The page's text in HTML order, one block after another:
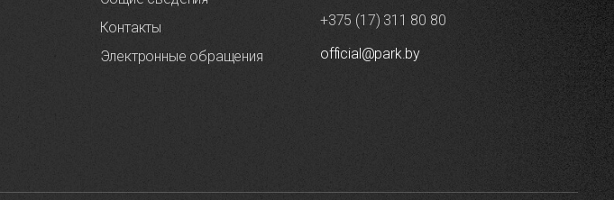
Контакты
Электронные обращения
+375 (17) 311 80 80
official@park.by